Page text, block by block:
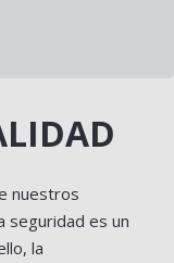
nuestros
seguridad es un
la